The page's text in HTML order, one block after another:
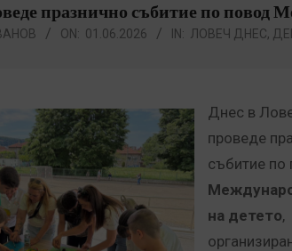
празнично събитие по повод
ON: 01.06.2026 IN: ЛОВЕЧ ДНЕС,
Днес в
проведе
събитие по
на детето,